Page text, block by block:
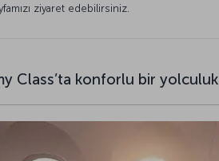
ziyaret edebilirsiniz.
Class’ta konforlu bir yolculuk